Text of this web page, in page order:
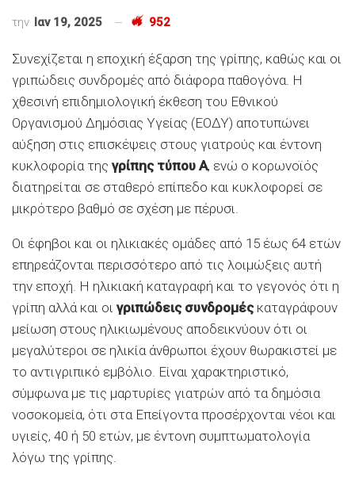
την Ιαν 19, 2025 952
Συνεχίζεται η εποχική έξαρση της γρίπης, καθώς και οι
γριπώδεις συνδρομές από διάφορα παθογόνα. Η
χθεσινή επιδημιολογική έκθεση του Εθνικού
Οργανισμού Δημόσιας Υγείας (ΕΟΔΥ) αποτυπώνει
αύξηση στις επισκέψεις στους γιατρούς και έντονη
κυκλοφορία της γρίπης τύπου Α, ενώ ο κορωνοϊός
διατηρείται σε σταθερό επίπεδο και κυκλοφορεί σε
μικρότερο βαθμό σε σχέση με πέρυσι.
Οι έφηβοι και οι ηλικιακές ομάδες από 15 έως 64 ετών
επηρεάζονται περισσότερο από τις λοιμώξεις αυτή
την εποχή. Η ηλικιακή καταγραφή και το γεγονός ότι η
γρίπη αλλά και οι γριπώδεις συνδρομέςκαταγράφουν
μείωση στους ηλικιωμένους αποδεικνύουν ότι οι
μεγαλύτεροι σε ηλικία άνθρωποι έχουν θωρακιστεί με
το αντιγριπικό εμβόλιο. Είναι χαρακτηριστικό,
σύμφωνα με τις μαρτυρίες γιατρών από τα δημόσια
νοσοκομεία, ότι στα Επείγοντα προσέρχονται νέοι και
υγιείς, 40 ή 50 ετών, με έντονη συμπτωματολογία
λόγω της γρίπης.